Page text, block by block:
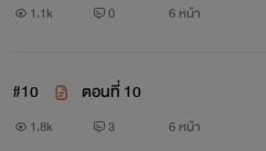
1.1k 0 6 หน้า
#10 ตอนที่ 10
1.8k 3 6 หน้า